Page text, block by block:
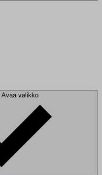
Avaa valikko